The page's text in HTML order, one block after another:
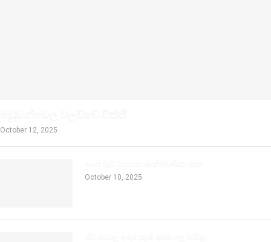
October 12, 2025
October 10, 2025